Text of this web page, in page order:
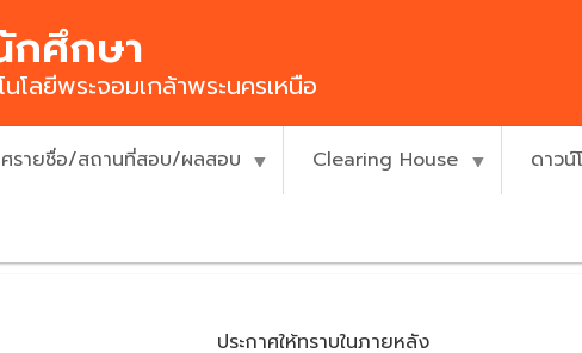
กศึกษา
โลยีพระจอมเกล้าพระนครเหนือ
ศรายชื่อ/สถานที่สอบ/ผลสอบ Clearing House ดาว
ประกาศให้ทราบในภายหลัง